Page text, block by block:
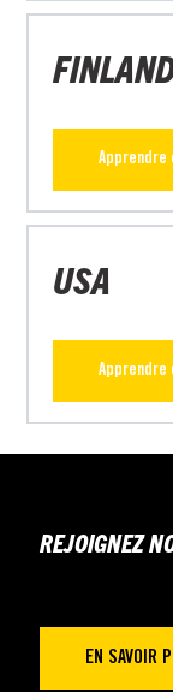
Apprendre
USA
Apprendre
REJOIGNEZ
EN SAVOIR